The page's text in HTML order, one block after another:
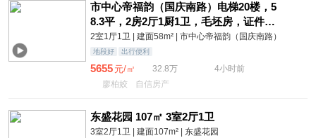
市中心帝福韵（国庆南路）电梯20楼，5
8.3平，2房2厅1厨1卫，毛坯房，证件满2
年，售价32.8万J
2室1厅1卫 | 建面58m² | 市中心帝福韵（国庆南路）
地段好 出行便利
5655 元/㎡ 32.8万
4小时前
廖柏姣
自信房产
东盛花园 107㎡ 3室2厅1卫
3室2厅1卫 | 建面107m² | 东盛花园